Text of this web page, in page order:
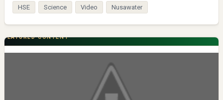
HSE Science Video Nusawater
FEATURED CONTENT